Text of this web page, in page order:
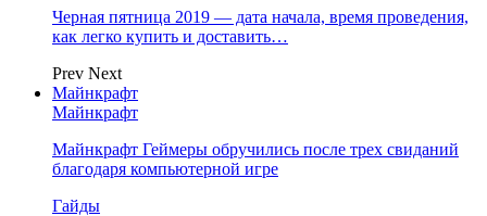
Черная пятница 2019 — дата начала, время проведения,
как легко купить и доставить…
Prev Next
Майнкрафт
Майнкрафт
Майнкрафт Геймеры обручились после трех свиданий
благодаря компьютерной игре
Гайды